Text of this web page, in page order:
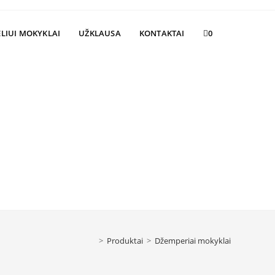
MOKYKLAI UŽKLAUSA KONTAKTAI 0
> Produktai > Džemperiai mokyklai